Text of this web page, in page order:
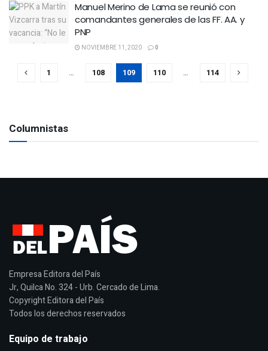
Manuel Merino de Lama se reunió con
comandantes generales de las FF. AA. y
PNP
NOVIEMBRE 11, 2020 0
1 … 108 109 110 … 114
Columnistas
Empresa Editora del País
Jr, Quilca No. 324 - Urb. Cercado de Lima.
Copyright Editora del País
Todos los derechos reservados
Equipo de trabajo